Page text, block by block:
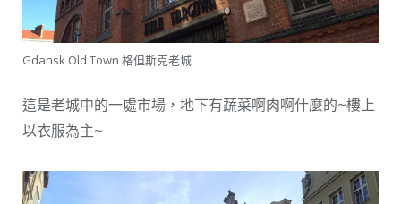
Gdansk Old Town 格但斯克老城
這是老城中的一處市場，地下有蔬菜啊肉啊什麼的~樓上
以衣服為主~